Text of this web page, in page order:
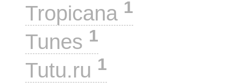
Tropicana 1
Tunes 1
Tutu.ru 1